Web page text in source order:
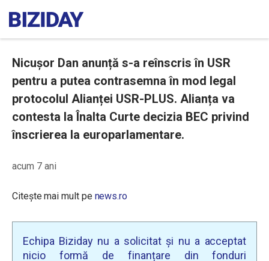
Nicuşor Dan anunță s-a reînscris în USR
pentru a putea contrasemna în mod legal
protocolul Alianței USR-PLUS. Alianța va
contesta la Înalta Curte decizia BEC privind
înscrierea la europarlamentare.
acum 7 ani
Citește mai mult pe news.ro
Echipa Biziday nu a solicitat și nu a acceptat
nicio formă de finanțare din fonduri